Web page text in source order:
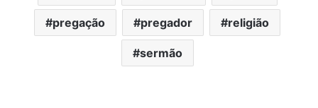
pregação pregador religião
sermão